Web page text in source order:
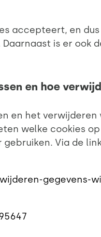
accepteert, en
is er ook
en hoe
en het
welke cookies
Via de
gegevens-